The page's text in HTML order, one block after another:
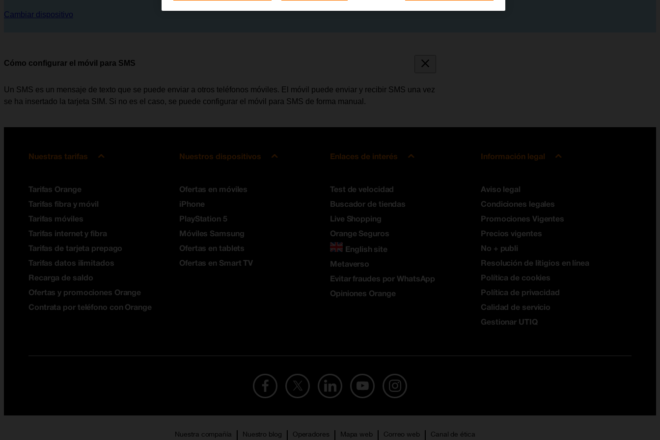
Cambiar dispositivo
Cómo configurar el móvil para SMS
Un SMS es un mensaje de texto que se puede enviar a otros teléfonos móviles. El móvil puede enviar y recibir SMS una vez
se ha insertado la tarjeta SIM. Si no es el caso, se puede configurar el móvil para SMS de forma manual.
Nuestras tarifas
Tarifas Orange
Tarifas fibra y móvil
Tarifas móviles
Tarifas internet y fibra
Tarifas de tarjeta prepago
Tarifas datos ilimitados
Recarga de saldo
Ofertas y promociones Orange
Contrata por teléfono con Orange
Nuestros dispositivos
Ofertas en móviles
iPhone
PlayStation 5
Móviles Samsung
Ofertas en tablets
Ofertas en Smart TV
Enlaces de interés
Test de velocidad
Buscador de tiendas
Live Shopping
Orange Seguros
English site
Metaverso
Evitar fraudes por WhatsApp
Opiniones Orange
Información legal
Aviso legal
Condiciones legales
Promociones Vigentes
Precios vigentes
No + publi
Resolución de litigios en línea
Política de cookies
Política de privacidad
Calidad de servicio
Gestionar UTIQ
Nuestra compañía Nuestro blog Operadores Mapa web Correo web Canal de ética